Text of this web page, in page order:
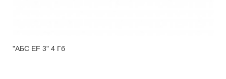
"АБС EF 3" 4 Гб